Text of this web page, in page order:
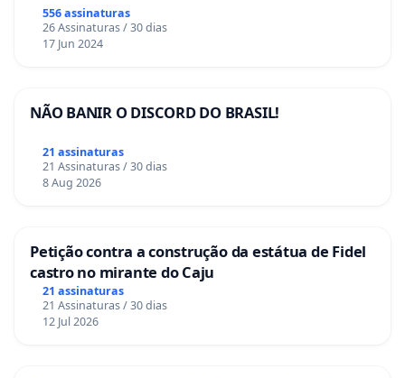
556 assinaturas
26 Assinaturas / 30 dias
17 Jun 2024
NÃO BANIR O DISCORD DO BRASIL!
21 assinaturas
21 Assinaturas / 30 dias
8 Aug 2026
Petição contra a construção da estátua de Fidel
castro no mirante do Caju
21 assinaturas
21 Assinaturas / 30 dias
12 Jul 2026